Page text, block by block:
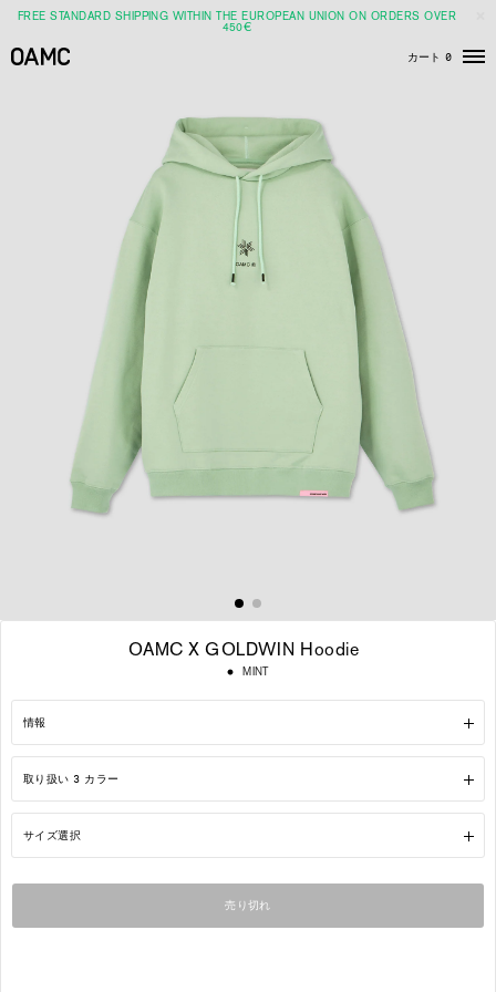
FREE STANDARD SHIPPING WITHIN THE EUROPEAN UNION ON ORDERS OVER
450€
カート 0
メ
OAMC X GOLDWIN Hoodie
通
価
MINT
情報
取り扱い 3 カラー
サイズ選択
売り切れ